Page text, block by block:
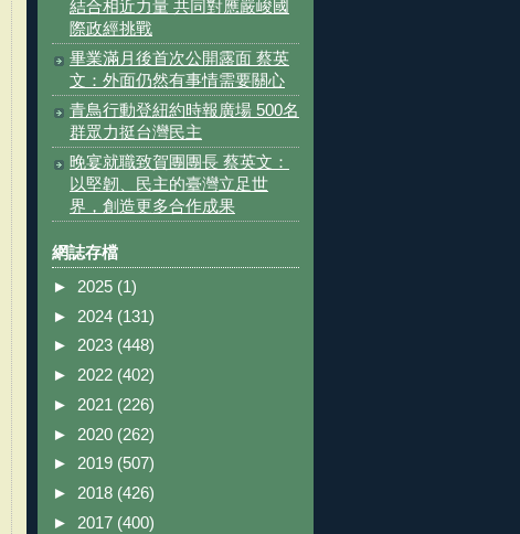
結合相近力量 共同對應嚴峻國
際政經挑戰
畢業滿月後首次公開露面 蔡英
文：外面仍然有事情需要關心
青鳥行動登紐約時報廣場 500名
群眾力挺台灣民主
晚宴就職致賀團團長 蔡英文：
以堅韌、民主的臺灣立足世
界，創造更多合作成果
網誌存檔
► 2025 (1)
► 2024 (131)
► 2023 (448)
► 2022 (402)
► 2021 (226)
► 2020 (262)
► 2019 (507)
► 2018 (426)
► 2017 (400)